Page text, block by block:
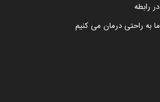
رابطه
به راحتی درمان می کنیم